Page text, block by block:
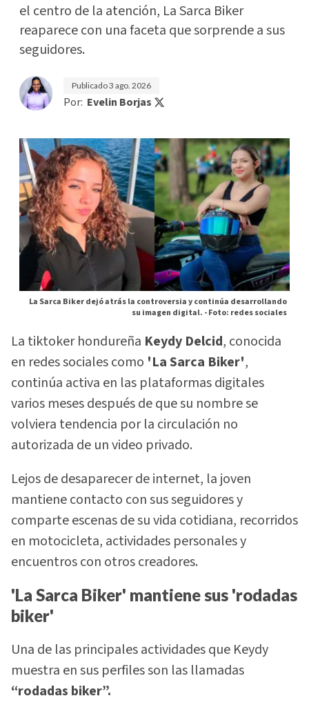
el centro de la atención, La Sarca Biker
reaparece con una faceta que sorprende a sus
seguidores.
Publicado3 ago. 2026
Por: Evelin Borjas
La Sarca Biker dejó atrás la controversia y continúa desarrollando
su imagen digital. -Foto: redes sociales
La tiktoker hondureña Keydy Delcid, conocida
en redes sociales como 'La Sarca Biker',
continúa activa en las plataformas digitales
varios meses después de que su nombre se
volviera tendencia por la circulación no
autorizada de un video privado.
Lejos de desaparecer de internet, la joven
mantiene contacto con sus seguidores y
comparte escenas de su vida cotidiana, recorridos
en motocicleta, actividades personales y
encuentros con otros creadores.
'La Sarca Biker' mantiene sus 'rodadas
biker'
Una de las principales actividades que Keydy
muestra en sus perfiles son las llamadas
“rodadas biker”.